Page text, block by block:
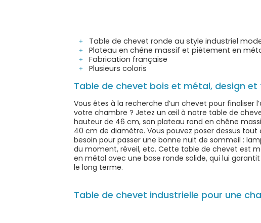
Table de chevet ronde au style industriel
Plateau en chêne massif et piètement en
Fabrication française
Plusieurs coloris
Table de chevet bois et métal, design
Vous êtes à la recherche d’un chevet pour finaliser
votre chambre ? Jetez un œil à notre table de
hauteur de 46 cm, son plateau rond en chêne
40 cm de diamètre. Vous pouvez poser dessus tout
besoin pour passer une bonne nuit de sommeil :
du moment, réveil, etc. Cette table de chevet est
en métal avec une base ronde solide, qui lui
le long terme.
Table de chevet industrielle pour une